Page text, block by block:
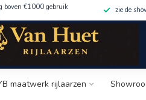
boven €1000 gebruik zie de
maatwerk rijlaarzen